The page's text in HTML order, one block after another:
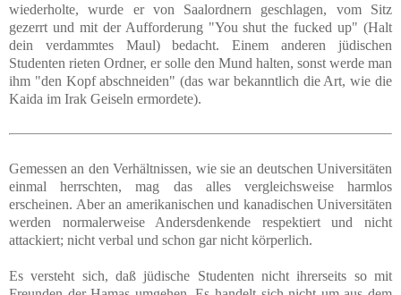
wiederholte, wurde er von Saalordnern geschlagen, vom Sitz
gezerrt und mit der Aufforderung "You shut the fucked up" (Halt
dein verdammtes Maul) bedacht. Einem anderen jüdischen
Studenten rieten Ordner, er solle den Mund halten, sonst werde man
ihm "den Kopf abschneiden" (das war bekanntlich die Art, wie die
Kaida im Irak Geiseln ermordete).
Gemessen an den Verhältnissen, wie sie an deutschen Universitäten
einmal herrschten, mag das alles vergleichsweise harmlos
erscheinen. Aber an amerikanischen und kanadischen Universitäten
werden normalerweise Andersdenkende respektiert und nicht
attackiert; nicht verbal und schon gar nicht körperlich.
Es versteht sich, daß jüdische Studenten nicht ihrerseits so mit